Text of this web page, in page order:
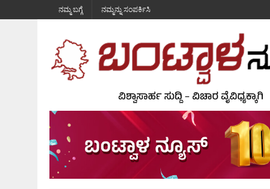
ನಮ್ಮ ಬಗ್ಗೆ ನಮ್ಮನ್ನು ಸಂಪರ್ಕಿಸಿ